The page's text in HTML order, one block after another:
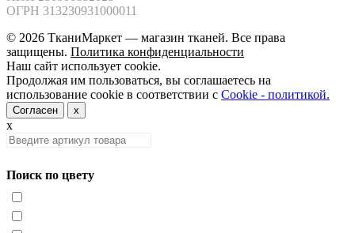
ОГРН 313230931000011
© 2026 ТканиМаркет — магазин тканей. Все права
защищены. Политика конфиденциальности
Наш сайт использует cookie.
Продолжая им пользоваться, вы соглашаетесь на
использование cookie в соответствии с Cookie - политикой.
Согласен x
x
Поиск по цвету